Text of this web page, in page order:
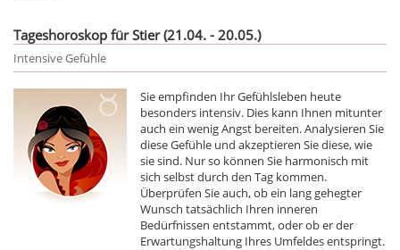
Tageshoroskop für Stier (21.04. - 20.05.)
Intensive Gefühle
Sie empfinden Ihr Gefühlsleben heute
besonders intensiv. Dies kann Ihnen mitunter
auch ein wenig Angst bereiten. Analysieren Sie
diese Gefühle und akzeptieren Sie diese, wie
sie sind. Nur so können Sie harmonisch mit
sich selbst durch den Tag kommen.
Überprüfen Sie auch, ob ein lang gehegter
Wunsch tatsächlich Ihren inneren
Bedürfnissen entstammt, oder ob er der
Erwartungshaltung Ihres Umfeldes entspringt.